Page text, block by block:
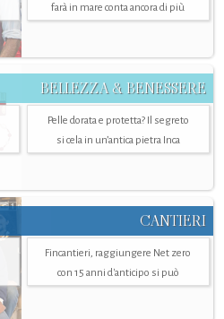
farà in mare conta ancora di più
BELLEZZA & BENESSERE
Pelle dorata e protetta? Il segreto
si cela in un’antica pietra Inca
CANTIERI
Fincantieri, raggiungere Net zero
con 15 anni d'anticipo si può